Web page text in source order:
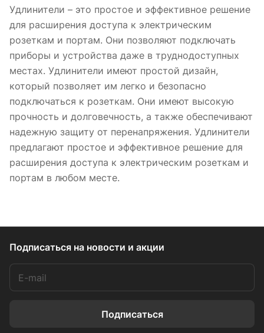
Удлинители – это простое и эффективное решение
для расширения доступа к электрическим
розеткам и портам. Они позволяют подключать
приборы и устройства даже в труднодоступных
местах. Удлинители имеют простой дизайн,
который позволяет им легко и безопасно
подключаться к розеткам. Они имеют высокую
прочность и долговечность, а также обеспечивают
надежную защиту от перенапряжения. Удлинители
предлагают простое и эффективное решение для
расширения доступа к электрическим розеткам и
портам в любом месте.
Подписаться на новости и акции
Подписаться